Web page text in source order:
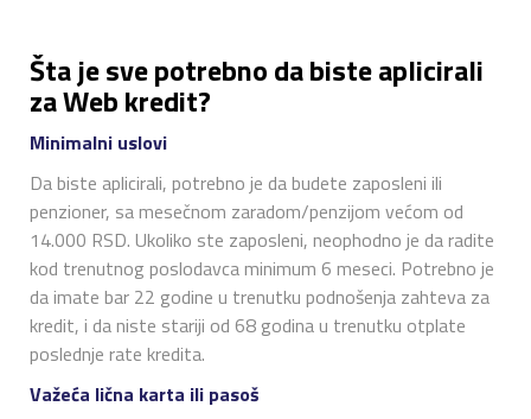
Šta je sve potrebno da biste aplicirali
za Web kredit?
Minimalni uslovi
Da biste aplicirali, potrebno je da budete zaposleni ili
penzioner, sa mesečnom zaradom/penzijom većom od
14.000 RSD. Ukoliko ste zaposleni, neophodno je da radite
kod trenutnog poslodavca minimum 6 meseci. Potrebno je
da imate bar 22 godine u trenutku podnošenja zahteva za
kredit, i da niste stariji od 68 godina u trenutku otplate
poslednje rate kredita.
Važeća lična karta ili pasoš